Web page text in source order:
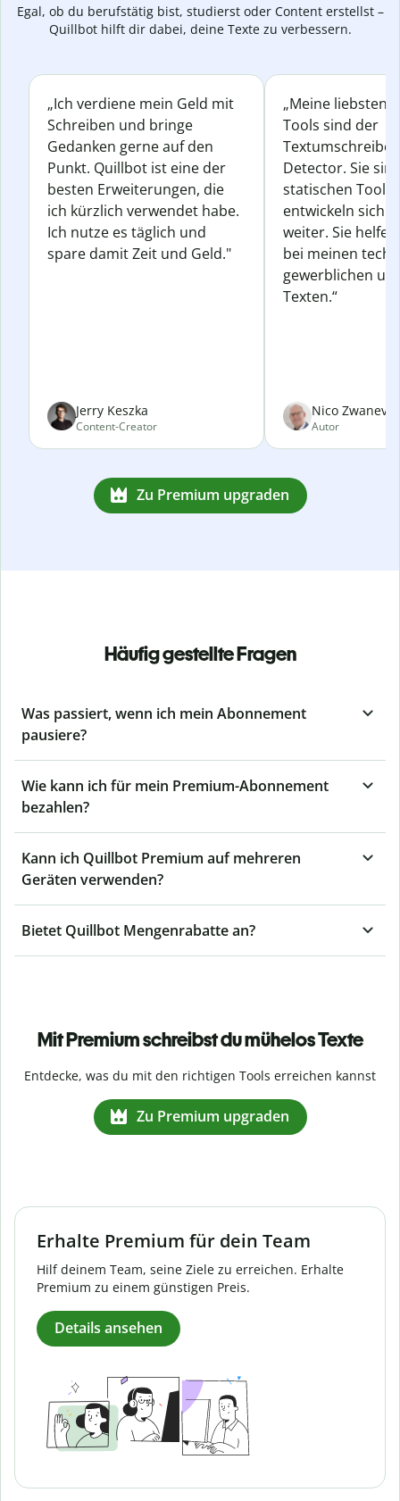
Egal, ob du berufstätig bist, studierst oder Content erstellst –
Quillbot hilft dir dabei, deine Texte zu verbessern.
„Ich verdiene mein Geld mit
Schreiben und bringe
Gedanken gerne auf den
Punkt. Quillbot ist eine der
besten Erweiterungen, die
ich kürzlich verwendet habe.
Ich nutze es täglich und
spare damit Zeit und Geld."
Jerry Keszka
Content-Creator
„Meine liebsten
Tools sind der
Detector. Sie
statischen
entwickeln sich
weiter. Sie
bei meinen
gewerblichen
Texten.“
Nico
Autor
Zu Premium upgraden
Häufig gestellte Fragen
Was passiert, wenn ich mein Abonnement
pausiere?
Wie kann ich für mein Premium-Abonnement
bezahlen?
Kann ich Quillbot Premium auf mehreren
Geräten verwenden?
Bietet Quillbot Mengenrabatte an?
Mit Premium schreibst du mühelos Texte
Entdecke, was du mit den richtigen Tools erreichen kannst
Zu Premium upgraden
Erhalte Premium für dein Team
Hilf deinem Team, seine Ziele zu erreichen. Erhalte
Premium zu einem günstigen Preis.
Details ansehen